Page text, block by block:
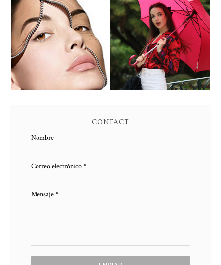
PEELING QUIMICO DE
ACIDO SALICILICO:
PIEL NUEVA
ENTREVISTA A SUSANA
ARCOCHA
CONTACT
Nombre
Correo electrónico*
Mensaje*